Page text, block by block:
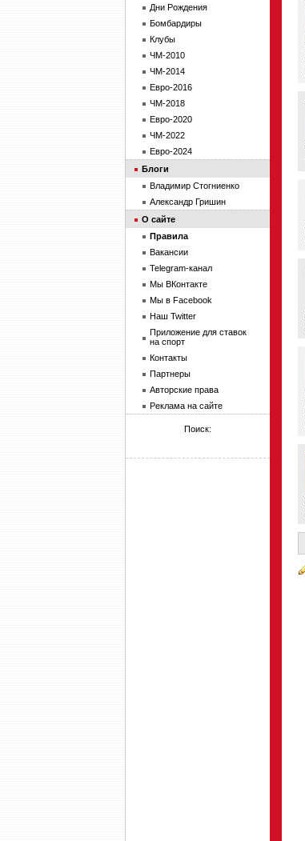
Дни Рождения
Бомбардиры
Клубы
ЧМ-2010
ЧМ-2014
Евро-2016
ЧМ-2018
Евро-2020
ЧМ-2022
Евро-2024
Блоги
Владимир Стогниенко
Александр Гришин
О сайте
Правила
Вакансии
Telegram-канал
Мы ВКонтакте
Мы в Facebook
Наш Twitter
Приложение для ставок
на спорт
Контакты
Партнеры
Авторские права
Реклама на сайте
Поиск: